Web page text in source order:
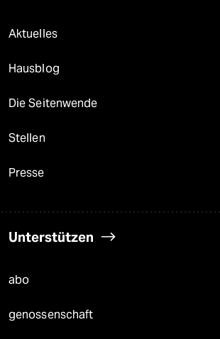
Aktuelles
Hausblog
Die Seitenwende
Stellen
Presse
Unterstützen
abo
genossenschaft